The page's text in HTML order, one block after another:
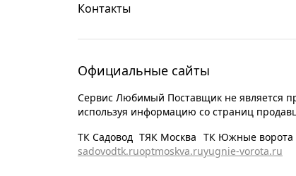
Контакты
Официальные сайты
Сервис Любимый Поставщик не является
используя информацию со страниц
ТК Садовод
sadovodtk.ru
ТЯК Москва
optmoskva.ru
ТК Южные ворота
yugnie-vorota.ru